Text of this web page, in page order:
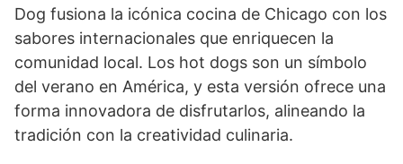
Dog fusiona la icónica cocina de Chicago con los
sabores internacionales que enriquecen la
comunidad local. Los hot dogs son un símbolo
del verano en América, y esta versión ofrece una
forma innovadora de disfrutarlos, alineando la
tradición con la creatividad culinaria.